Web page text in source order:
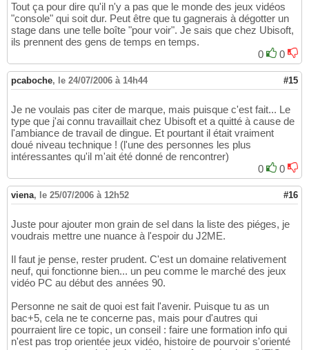
Tout ça pour dire qu'il n'y a pas que le monde des jeux vidéos
"console" qui soit dur. Peut être que tu gagnerais à dégotter un
stage dans une telle boîte "pour voir". Je sais que chez Ubisoft,
ils prennent des gens de temps en temps.
0
0
pcaboche, le 24/07/2006 à 14h44 #15
Je ne voulais pas citer de marque, mais puisque c'est fait... Le
type que j'ai connu travaillait chez Ubisoft et a quitté à cause de
l'ambiance de travail de dingue. Et pourtant il était vraiment
doué niveau technique ! (l'une des personnes les plus
intéressantes qu'il m'ait été donné de rencontrer)
0
0
viena, le 25/07/2006 à 12h52 #16
Juste pour ajouter mon grain de sel dans la liste des piéges, je
voudrais mettre une nuance à l'espoir du J2ME.
Il faut je pense, rester prudent. C'est un domaine relativement
neuf, qui fonctionne bien... un peu comme le marché des jeux
vidéo PC au début des années 90.
Personne ne sait de quoi est fait l'avenir. Puisque tu as un
bac+5, cela ne te concerne pas, mais pour d'autres qui
pourraient lire ce topic, un conseil : faire une formation info qui
n'est pas trop orientée jeux vidéo, histoire de pourvoir s'orienté